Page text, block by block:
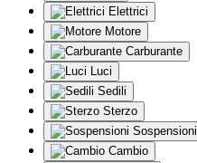
Elettrici
Motore
Carburante
Luci
Sedili
Sterzo
Sospensioni
Cambio